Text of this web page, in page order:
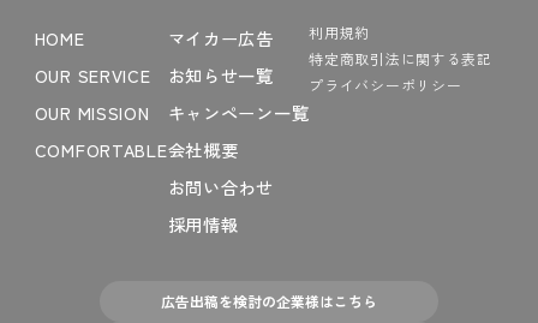
HOME
OUR SERVICE
OUR MISSION
COMFORTABLE
マイカー広告
お知らせ一覧
キャンペーン一覧
会社概要
お問い合わせ
採用情報
利用規約
特定商取引法に関する表記
プライバシーポリシー
広告出稿を検討の企業様はこちら